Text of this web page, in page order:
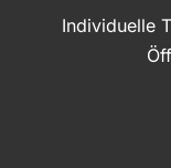
Individuelle